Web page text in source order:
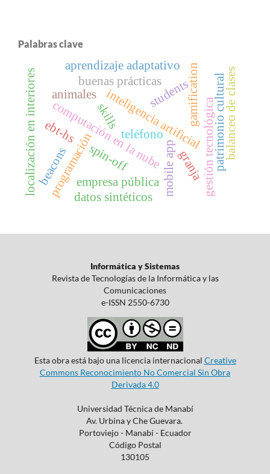
Palabras clave
inteligencia artificial
computación en la nube
buenas prácticas
gestión tecnológica
gamification
students
mobile app
skills
programación
aprendizaje adaptativo
empresa pública
spin-off
ebt-hs
beacons patrimonio cultural
localización en interiores teléfono
granja
animales balanceo de clases
datos sintéticos
Informática y Sistemas
Revista de Tecnologías de la Informática y las
Comunicaciones
e-ISSN 2550-6730
Esta obra está bajo una licencia internacional Creative
Commons Reconocimiento No Comercial Sin Obra
Derivada 4.0
Universidad Técnica de Manabí
Av. Urbina y Che Guevara.
Portoviejo - Manabí - Ecuador
Código Postal
130105